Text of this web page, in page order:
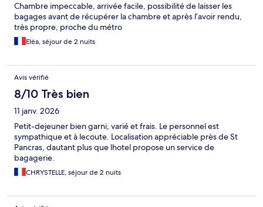
Chambre impeccable, arrivée facile, possibilité de laisser les
bagages avant de récupérer la chambre et après l’avoir rendu,
très propre, proche du métro
Eléa, séjour de 2 nuits
Avis vérifié
8/10 Très bien
11 janv. 2026
Petit-dejeuner bien garni, varié et frais. Le personnel est
sympathique et à lecoute. Localisation appréciable près de St
Pancras, dautant plus que lhotel propose un service de
bagagerie.
CHRYSTELLE, séjour de 2 nuits